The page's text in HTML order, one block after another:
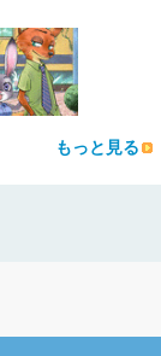
もっと見る